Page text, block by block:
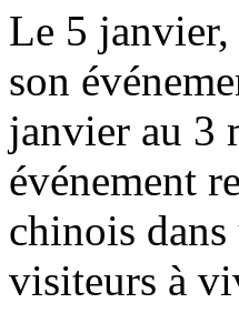
Le 5
son
janvier au 3
événement
chinois
visiteurs à